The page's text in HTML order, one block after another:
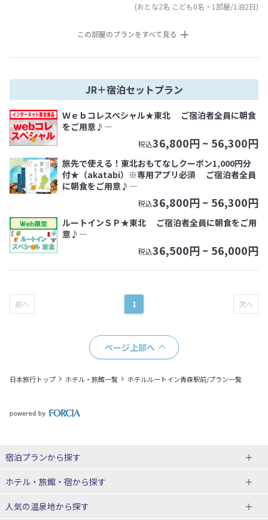
(おとな2名 こども0名・1部屋/1泊2日)
この部屋のプランをすべて見る
JR＋宿泊セットプラン
Ｗｅｂコレスペシャル★東北 ご宿泊者全員に朝食
をご用意♪―
税込36,800円 ~ 56,300円
旅先で使える！東北おもてなしクーポン1,000円分
付★（akatabi）※専用アプリ必須 ご宿泊者全員
に朝食をご用意♪―
税込36,800円 ~ 56,300円
ルートインＳＰ★東北 ご宿泊者全員に朝食をご用
意♪―
税込36,500円 ~ 56,000円
1
ページ上部へ
日本旅行トップ ホテル・旅館一覧 ホテルルートイン青森駅前/プラン一覧
宿泊プランから探す
北海道
東北
ホテル・旅館・宿から探す
北海道ホテル・旅館
人気の温泉地から探す